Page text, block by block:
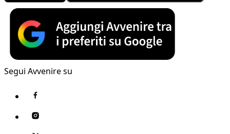
Segui Avvenire su